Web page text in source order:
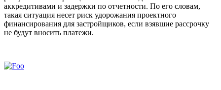
аккредитивами и задержки по отчетности. По его словам,
такая ситуация несет риск удорожания проектного
финансирования для застройщиков, если взявшие рассрочку
не будут вносить платежи.